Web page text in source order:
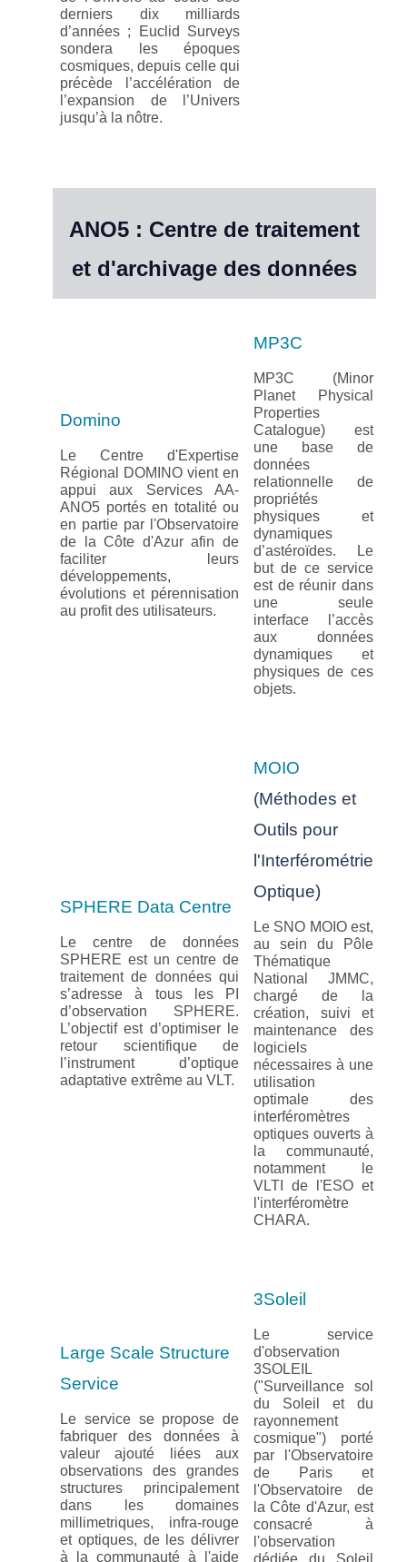
derniers dix milliards
d’années ; Euclid Surveys
sondera les époques
cosmiques, depuis celle qui
précède l’accélération de
l’expansion de l’Univers
jusqu’à la nôtre.
ANO5 : Centre de traitement
et d'archivage des données
Domino
Le Centre d'Expertise
Régional DOMINO vient en
appui aux Services AA-
ANO5 portés en totalité ou
en partie par l'Observatoire
de la Côte d'Azur afin de
faciliter leurs
développements,
évolutions et pérennisation
au profit des utilisateurs.
MP3C
MP3C (Minor
Planet Physical
Properties
Catalogue) est
une base de
données
relationnelle de
propriétés
physiques et
dynamiques
d’astéroïdes. Le
but de ce service
est de réunir dans
une seule
interface l’accès
aux données
dynamiques et
physiques de ces
objets.
SPHERE Data Centre
Le centre de données
SPHERE est un centre de
traitement de données qui
s’adresse à tous les PI
d’observation SPHERE.
L’objectif est d’optimiser le
retour scientifique de
l’instrument d’optique
adaptative extrême au VLT.
MOIO
(Méthodes et
Outils pour
l'Interférométrie
Optique)
Le SNO MOIO est,
au sein du Pôle
Thématique
National JMMC,
chargé de la
création, suivi et
maintenance des
logiciels
nécessaires à une
utilisation
optimale des
interféromètres
optiques ouverts à
la communauté,
notamment le
VLTI de l'ESO et
l'interféromètre
CHARA.
Large Scale Structure
Service
Le service se propose de
fabriquer des données à
valeur ajouté liées aux
observations des grandes
structures principalement
dans les domaines
millimetriques, infra-rouge
et optiques, de les délivrer
à la communauté à l'aide
3Soleil
Le service
d'observation
3SOLEIL
("Surveillance sol
du Soleil et du
rayonnement
cosmique") porté
par l'Observatoire
de Paris et
l'Observatoire de
la Côte d'Azur, est
consacré à
l'observation